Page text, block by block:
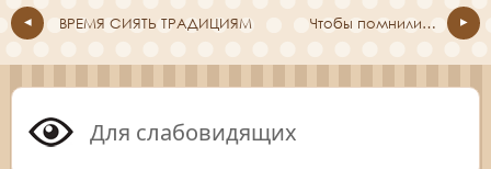
ВРЕМЯ СИЯТЬ ТРАДИЦИЯМ Чтобы помнили…
Для слабовидящих